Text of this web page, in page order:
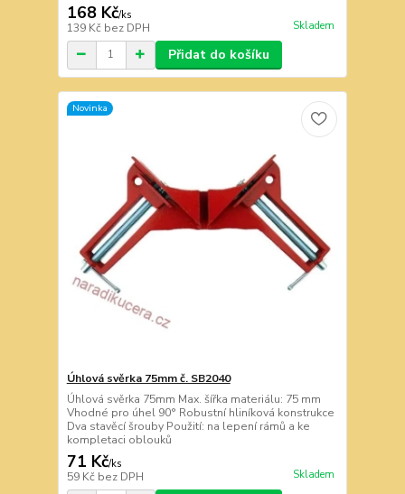
168 Kč/ks
139 Kč bez DPH Skladem
Přidat do košíku
Novinka
Úhlová svěrka 75mm č. SB2040
Úhlová svěrka 75mm Max. šířka materiálu: 75 mm
Vhodné pro úhel 90° Robustní hliníková konstrukce
Dva stavěcí šrouby Použití: na lepení rámů a ke
kompletaci oblouků
71 Kč/ks
59 Kč bez DPH Skladem